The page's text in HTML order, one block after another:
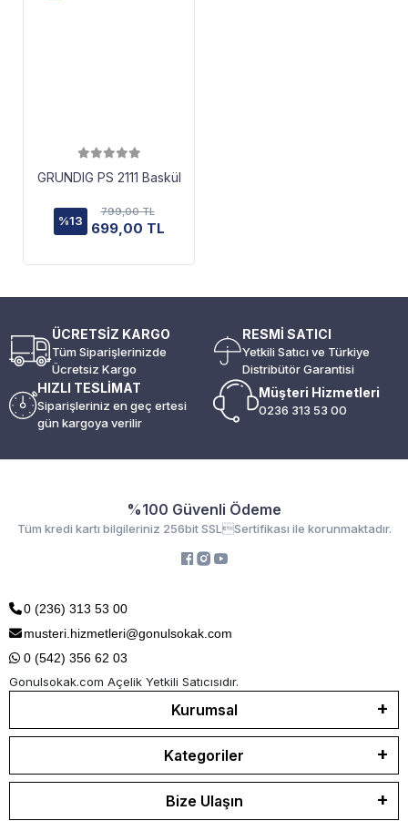
GRUNDIG PS 2111 Baskül
%13
799,00 TL
699,00 TL
ÜCRETSİZ KARGO
Tüm Siparişlerinizde
Ücretsiz Kargo
RESMİ SATICI
Yetkili Satıcı ve Türkiye
Distribütör Garantisi
HIZLI TESLİMAT
Siparişleriniz en geç ertesi
gün kargoya verilir
Müşteri Hizmetleri
0236 313 53 00
%100 Güvenli Ödeme
Tüm kredi kartı bilgileriniz 256bit SSLSertifikası ile korunmaktadır.
0 (236) 313 53 00
musteri.hizmetleri@gonulsokak.com
0 (542) 356 62 03
Gonulsokak.com Açelik Yetkili Satıcısıdır.
Kurumsal
Kategoriler
Bize Ulaşın